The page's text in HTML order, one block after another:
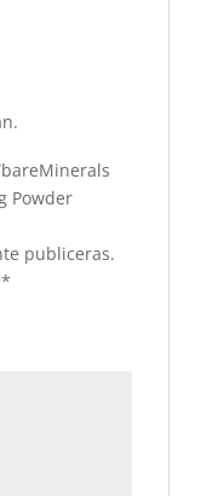
Powder
publiceras.
*